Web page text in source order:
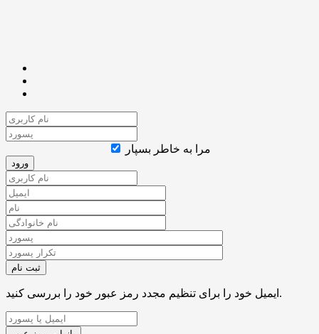
مرا به خاطر بسپار
ایمیل خود را برای تنظیم مجدد رمز عبور خود را بررسی کنید.